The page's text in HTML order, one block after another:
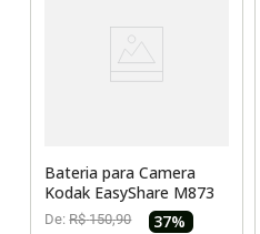
Bateria para Camera
Kodak EasyShare M873
De:R$ 150,90 37%